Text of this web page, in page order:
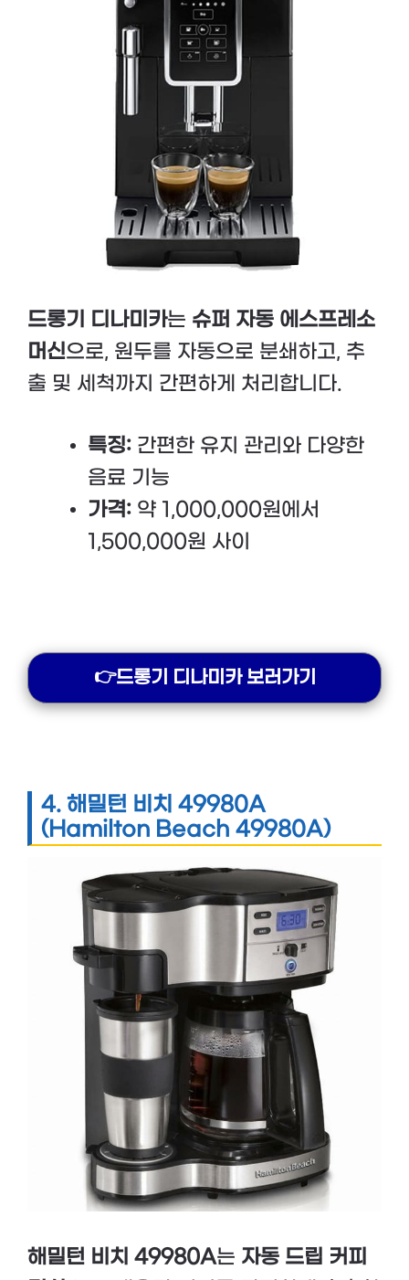
드롱기 디나미카는 슈퍼 자동 에스프레소
머신으로, 원두를 자동으로 분쇄하고, 추
출 및 세척까지 간편하게 처리합니다.
특징: 간편한 유지 관리와 다양한
음료 기능
가격: 약 1,000,000원에서
1,500,000원 사이
👉드롱기 디나미카 보러가기
4. 해밀턴 비치 49980A
(Hamilton Beach 49980A)
해밀턴 비치 49980A는 자동 드립 커피